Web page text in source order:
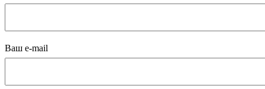
Ваш e-mail